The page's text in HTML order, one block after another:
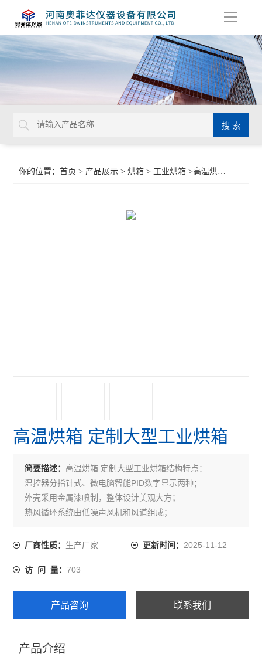
导
你的位置：首页 > 产品展示 >烘箱 > 工业烘箱 >高温烘箱 定制大型工业烘箱
高温烘箱 定制大型工业烘箱
简要描述： 高温烘箱 定制大型工业烘箱结构特点：
温控器分指针式、微电脑智能PID数字显示两种；
外壳采用金属漆喷制，整体设计美观大方；
热风循环系统由低噪声风机和风道组成；
工作室内搁板高度、搁板数量均可调节，方便存取不同规
箱门安装有双层钢化玻璃观察窗，能清晰地观察到箱内物
厂商性质： 生产厂家 更新时间： 2025-11-12
访 问 量：703
产品咨询 联系我们
产品介绍